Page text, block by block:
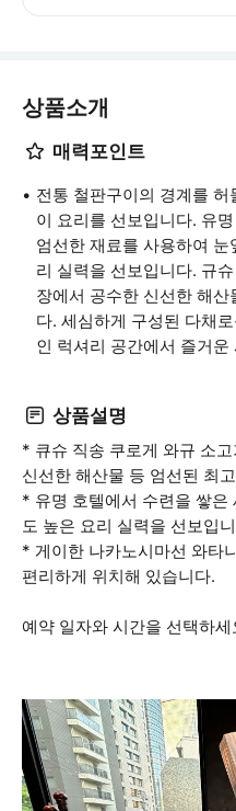
상품소개
매력포인트
전통 철판구이의 경계를
이 요리를 선보입니다. 유
엄선한 재료를 사용하여
리 실력을 선보입니다. 규
장에서 공수한 신선한 해
다. 세심하게 구성된 다채
인 럭셔리 공간에서 즐거
상품설명
* 큐슈 직송 쿠로게 와규 소
신선한 해산물 등 엄선된 최
* 유명 호텔에서 수련을 쌓은
도 높은 요리 실력을 선보입
* 게이한 나카노시마선 와타
편리하게 위치해 있습니다.
예약 일자와 시간을 선택하세